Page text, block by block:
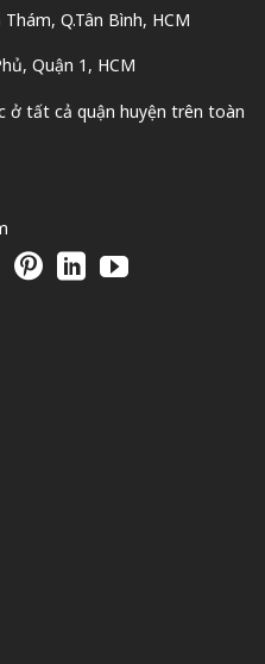
Q.Tân Bình, HCM
Quận 1, HCM
ở tất cả quận huyện trên toàn